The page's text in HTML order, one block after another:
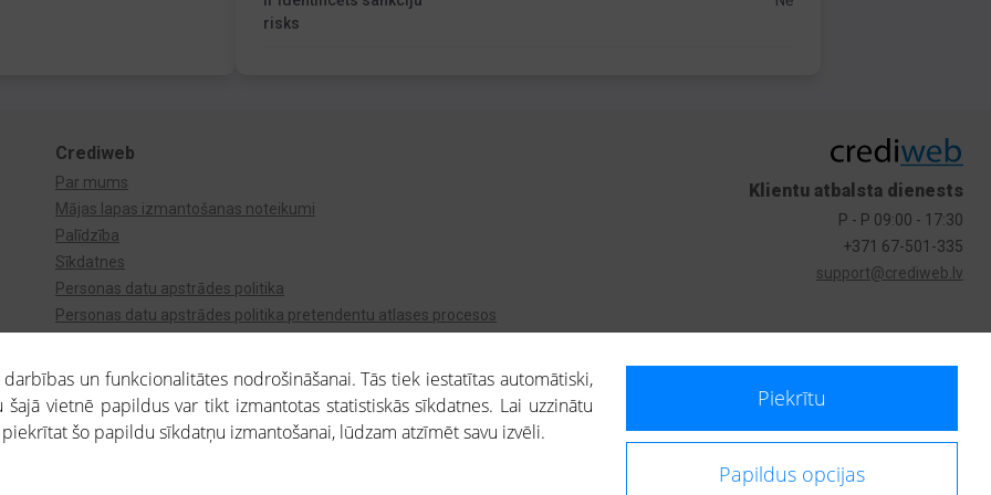
risks
Crediweb
Par mums
Mājas lapas izmantošanas noteikumi
Palīdzība
Sīkdatnes
Personas datu apstrādes politika
Personas datu apstrādes politika pretendentu atlases procesos
Klientu atbalsta dienests
P - P 09:00 - 17:30
+371 67-501-335
support@crediweb.lv
ietvaros saņemtajai informācijai ir uzziņas raksturs, un tai nav juridiska spēka. Portāla lietotājs, izmantojot portālā saņemto informāciju, ir atbildīgs par fizisko
un funkcionalitātes nodrošināšanai. Tās tiek iestatītas automātiski,
vietnē papildus var tikt izmantotas statistiskās sīkdatnes. Lai uzzinātu
piekrītat šo papildu sīkdatņu izmantošanai, lūdzam atzīmēt savu izvēli.
Piekrītu
Papildus opcijas